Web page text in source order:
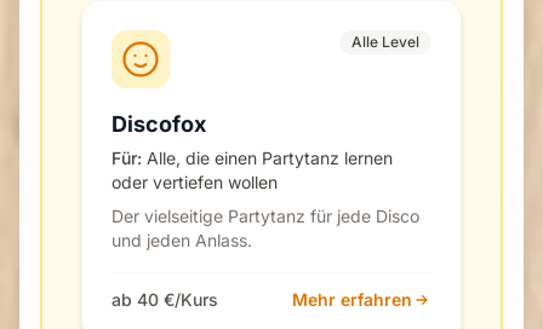
Alle Level
Discofox
Für: Alle, die einen Partytanz lernen
oder vertiefen wollen
Der vielseitige Partytanz für jede Disco
und jeden Anlass.
ab 40 €/Kurs Mehr erfahren